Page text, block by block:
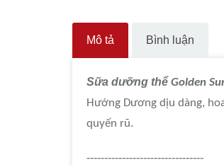
Mô tả Bình luận
Sữa dưỡng thể Golden
Hướng Dương dịu dàng,
quyến rũ.
---------------------------------